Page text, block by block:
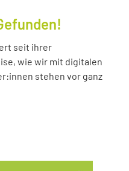
seit ihrer
wie wir mit digitalen
stehen vor ganz